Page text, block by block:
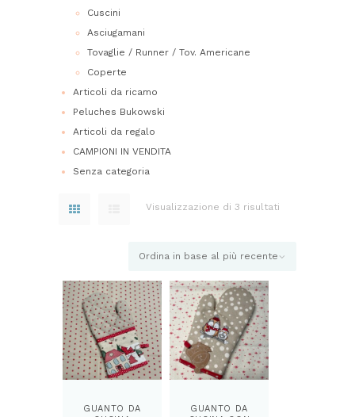
Cuscini
Asciugamani
Tovaglie / Runner / Tov. Americane
Coperte
Articoli da ricamo
Peluches Bukowski
Articoli da regalo
CAMPIONI IN VENDITA
Senza categoria
Visualizzazione di 3 risultati
al
GUANTO DA
GUANTO DA